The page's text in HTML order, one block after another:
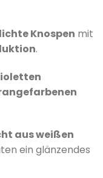
Knospen mit
.
aus weißen
ein glänzendes